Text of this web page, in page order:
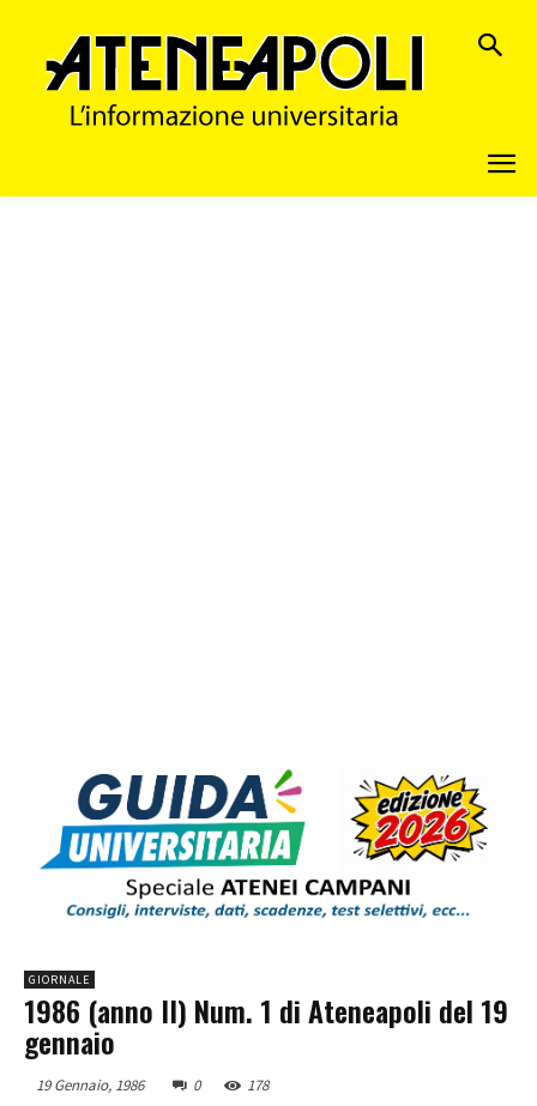
GIORNALE
1986 (anno II) Num. 1 di Ateneapoli del 19
gennaio
19 Gennaio, 1986 0 178